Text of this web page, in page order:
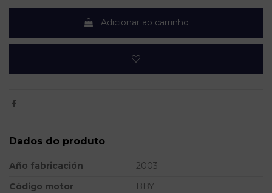
Adicionar ao carrinho
Dados do produto
Año fabricación
2003
Código motor
BBY